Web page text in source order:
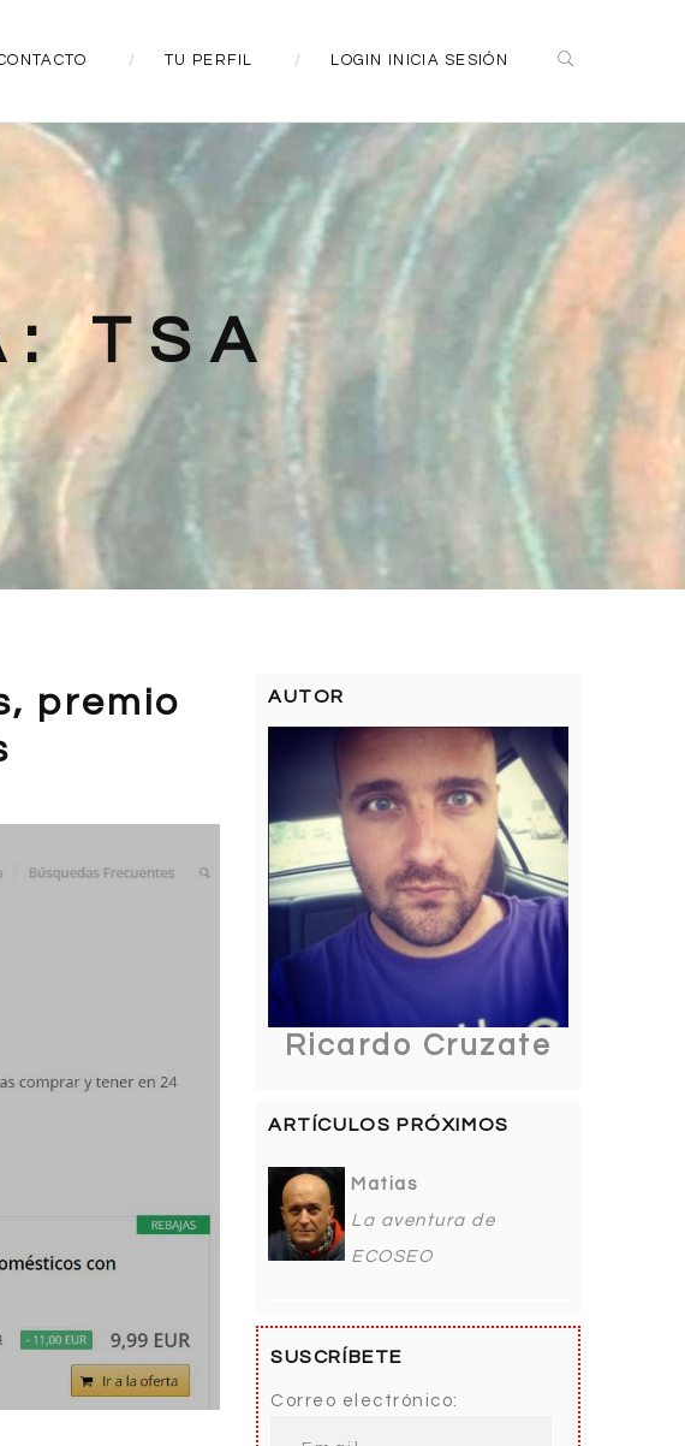
TU PERFIL LOGIN INICIA SESIÓN
TSA
premio
AUTOR
Ricardo Cruzate
ARTÍCULOS PRÓXIMOS
Matias
La aventura de
ECOSEO
SUSCRÍBETE
Correo electrónico: